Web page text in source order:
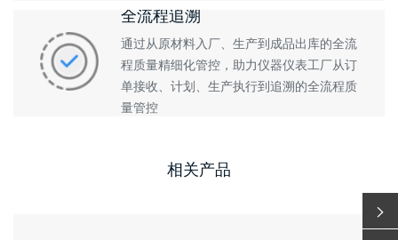
全流程追溯
通过从原材料入厂、生产到成品出库的全流
程质量精细化管控，助力仪器仪表工厂从订
单接收、计划、生产执行到追溯的全流程质
量管控
相关产品